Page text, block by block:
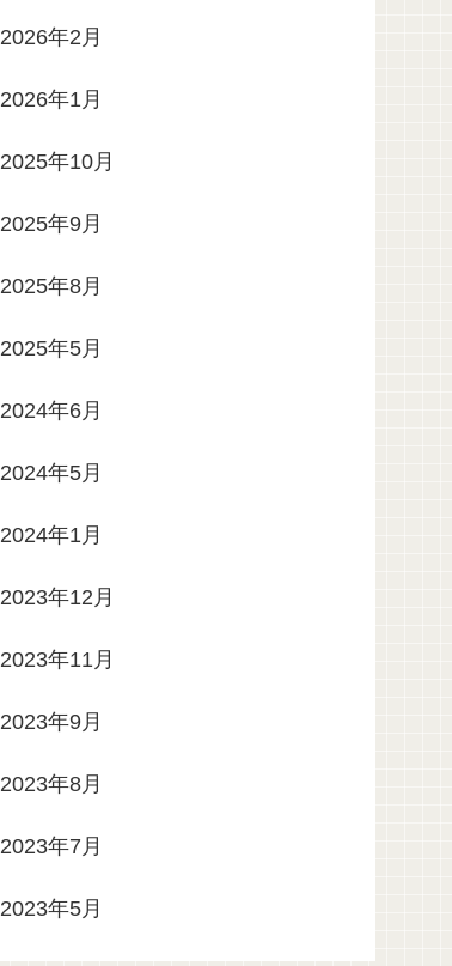
2026年2月
2026年1月
2025年10月
2025年9月
2025年8月
2025年5月
2024年6月
2024年5月
2024年1月
2023年12月
2023年11月
2023年9月
2023年8月
2023年7月
2023年5月